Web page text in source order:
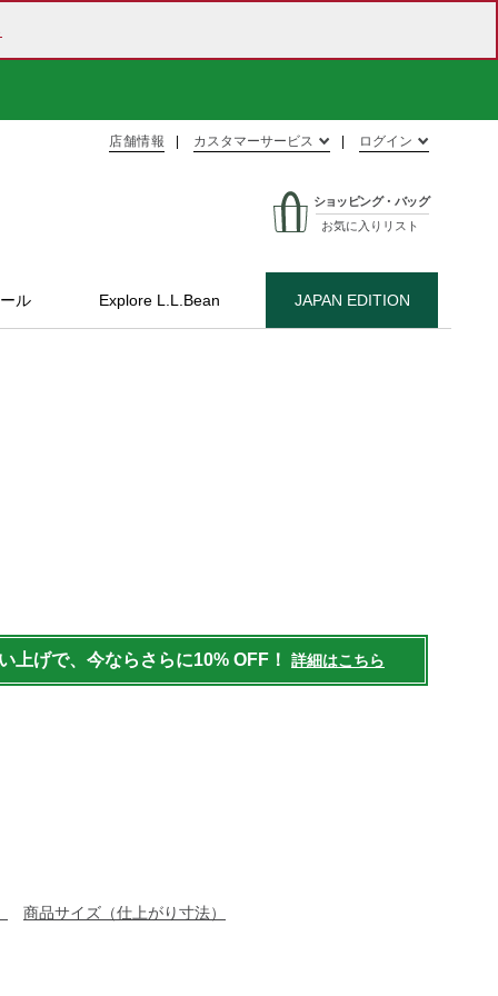
店舗情報 カスタマーサービス ログイン
ショッピング・バッグ
お気に入りリスト
ル Explore L.L.Bean JAPAN EDITION
上げで、今ならさらに10% OFF！ 詳細はこちら
商品サイズ（仕上がり寸法）